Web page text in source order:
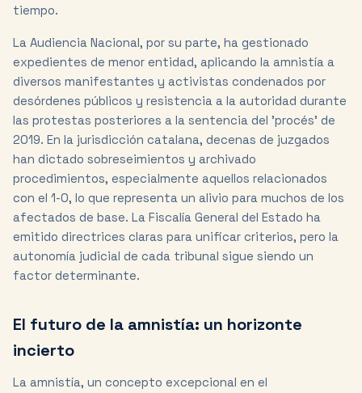
tiempo.
La Audiencia Nacional, por su parte, ha gestionado
expedientes de menor entidad, aplicando la amnistía a
diversos manifestantes y activistas condenados por
desórdenes públicos y resistencia a la autoridad durante
las protestas posteriores a la sentencia del 'procés' de
2019. En la jurisdicción catalana, decenas de juzgados
han dictado sobreseimientos y archivado
procedimientos, especialmente aquellos relacionados
con el 1-O, lo que representa un alivio para muchos de los
afectados de base. La Fiscalía General del Estado ha
emitido directrices claras para unificar criterios, pero la
autonomía judicial de cada tribunal sigue siendo un
factor determinante.
El futuro de la amnistía: un horizonte
incierto
La amnistía, un concepto excepcional en el